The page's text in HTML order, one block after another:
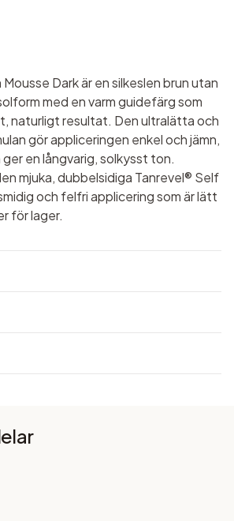
Dark är en silkeslen brun utan
med en varm guidefärg som
naturligt resultat. Den ultralätta och
gör appliceringen enkel och jämn,
en långvarig, solkysst ton.
mjuka, dubbelsidiga Tanrevel® Self
och felfri applicering som är lätt
för lager.